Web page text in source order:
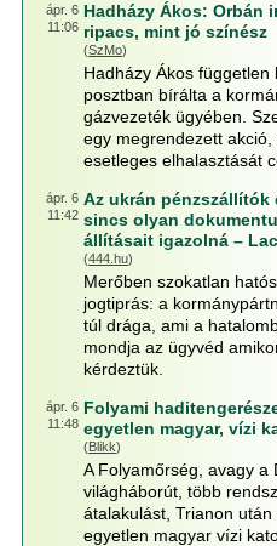
ápr. 6
11:06
Hadházy Ákos: Orbán
ripacs, mint jó színész
(SzMo)
Hadházy Ákos
posztban bírálta a
gázvezeték ügyében.
egy megrendezett
esetleges elhalasztását
ápr. 6
11:42
Az ukrán pénzszállítók
sincs olyan
állításait igazolná –
(444.hu)
Merőben szokatlan
jogtiprás: a
túl drága, ami a
mondja az ügyvéd
kérdeztük.
ápr. 6
11:48
Folyami
egyetlen magyar, vízi
(Blikk)
A Folyamőrség, avagy a
világháborút, több
átalakulást, Trianon
egyetlen magyar vízi